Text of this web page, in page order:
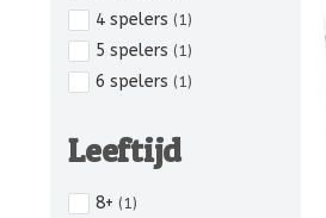
4 spelers (1)
5 spelers (1)
6 spelers (1)
Leeftijd
8+ (1)